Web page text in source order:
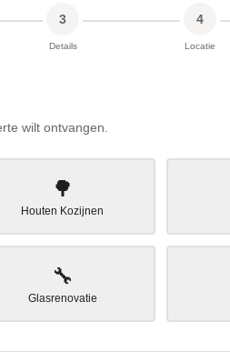
3
Details
4
Locatie
wilt ontvangen.
🌳
Houten Kozijnen
🔧
Glasrenovatie